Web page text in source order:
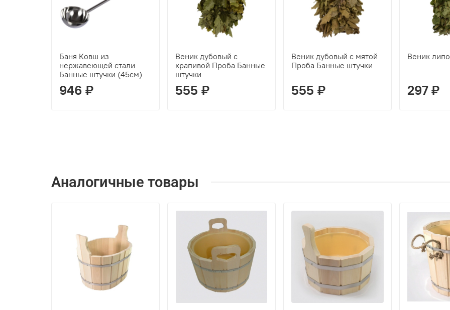
Баня Ковш из
нержавеющей стали
Банные штучки (45см)
946 ₽
Веник дубовый с
крапивой Проба Банные
штучки
555 ₽
Веник дубовый с мятой
Проба Банные штучки
555 ₽
Веник
297 ₽
Аналогичные товары